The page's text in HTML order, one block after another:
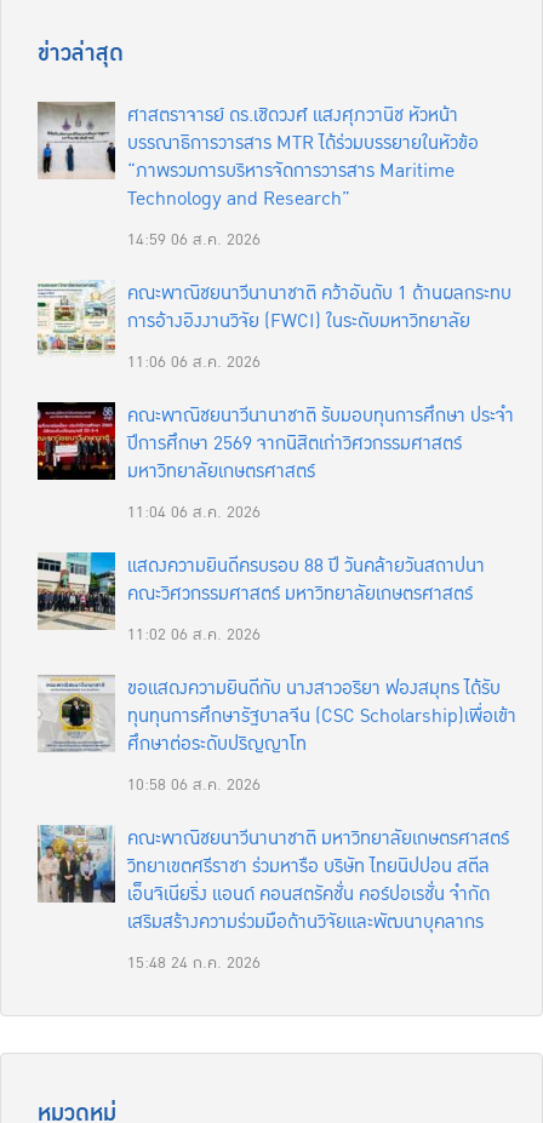
ข่าวล่าสุด
ศาสตราจารย์ ดร.เชิดวงศ์ แสงศุภวานิช หัวหน้า
บรรณาธิการวารสาร MTR ได้ร่วมบรรยายในหัวข้อ
“ภาพรวมการบริหารจัดการวารสาร Maritime
Technology and Research”
14:59 06 ส.ค. 2026
คณะพาณิชยนาวีนานาชาติ คว้าอันดับ 1 ด้านผลกระทบ
การอ้างอิงงานวิจัย (FWCI) ในระดับมหาวิทยาลัย
11:06 06 ส.ค. 2026
คณะพาณิชยนาวีนานาชาติ รับมอบทุนการศึกษา ประจำ
ปีการศึกษา 2569 จากนิสิตเก่าวิศวกรรมศาสตร์
มหาวิทยาลัยเกษตรศาสตร์
11:0406 ส.ค. 2026
แสดงความยินดีครบรอบ 88 ปี วันคล้ายวันสถาปนา
คณะวิศวกรรมศาสตร์ มหาวิทยาลัยเกษตรศาสตร์
11:02 06 ส.ค. 2026
ขอแสดงความยินดีกับ นางสาวอริยา ฟองสมุทร ได้รับ
ทุนทุนการศึกษารัฐบาลจีน (CSC Scholarship)เพื่อเข้า
ศึกษาต่อระดับปริญญาโท
10:58 06 ส.ค. 2026
คณะพาณิชยนาวีนานาชาติ มหาวิทยาลัยเกษตรศาสตร์
วิทยาเขตศรีราชา ร่วมหารือ บริษัท ไทยนิปปอน สตีล
เอ็นจิเนียริ่ง แอนด์ คอนสตรัคชั่น คอร์ปอเรชั่น จำกัด
เสริมสร้างความร่วมมือด้านวิจัยและพัฒนาบุคลากร
15:48 24 ก.ค. 2026
หมวดหมู่